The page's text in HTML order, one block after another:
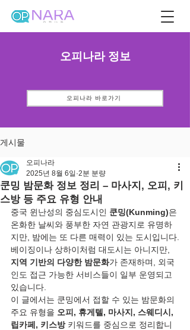
오피나라 정보
오피나라 바로가기
게시물
쿤밍 밤문화 정보 정리 – 마사지, 오피, 키
스방 등 주요 유형 안내
오피나라
2025년 8월 6일 2분 분량
중국 윈난성의 중심도시인 쿤밍(Kunming)은
온화한 날씨와 풍부한 자연 관광지로 유명하
지만, 밤에는 또 다른 매력이 있는 도시입니다.
베이징이나 상하이처럼 대도시는 아니지만,
지역 기반의 다양한 밤문화가 존재하며, 외국
인도 접근 가능한 서비스들이 일부 운영되고
있습니다.
이 글에서는 쿤밍에서 접할 수 있는 밤문화의
주요 유형을 오피, 휴게텔, 마사지, 스웨디시,
립카페, 키스방 키워드를 중심으로 정리합니